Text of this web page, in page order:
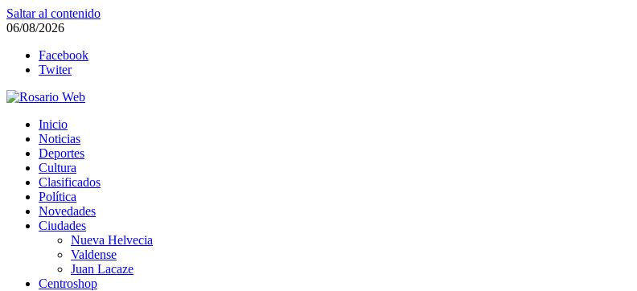
Saltar al contenido
06/08/2026
Facebook
Twiter
Rosario Web
Todas la noticias de Rosario y la zona
Inicio
Noticias
Deportes
Cultura
Clasificados
Política
Novedades
Ciudades
Nueva Helvecia
Valdense
Juan Lacaze
Centroshop